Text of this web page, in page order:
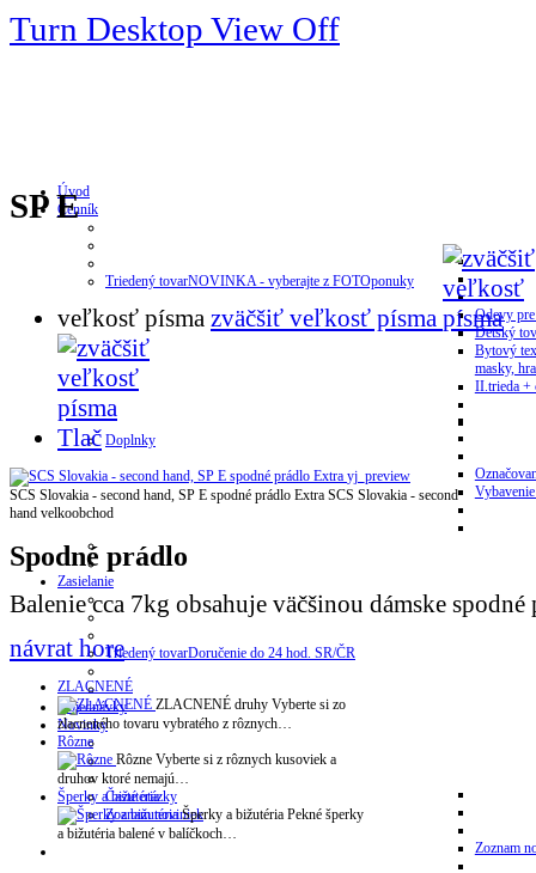
Turn Desktop View Off
Úvod
Cenník
Triedený tovarNOVINKA - vyberajte z FOTOponuky
Odevy
Detský
Bytový
masky,
II.trieda +
Doplnky
Zasielanie
Triedený tovarDoručenie do 24 hod. SR/ČR
Objednávky
Novinky
Časté otázky
Zoznam noviniek
Zoznam
SP E
veľkosť písma zväčšiť veľkosť písma
Tlač
yj_preview
SCS Slovakia - second hand, SP E spodné prádlo Extra SCS Slovakia - second
hand velkoobchod
Spodné prádlo
Balenie cca 7kg obsahuje väčšinou dámske
návrat hore
ZLACNENÉ
ZLACNENÉ druhy Vyberte si zo
zlacneného tovaru vybratého z rôznych…
Rôzne
Rôzne Vyberte si z rôznych kusoviek a
druhov ktoré nemajú…
Šperky a bižutéria
Šperky a bižutéria Pekné šperky
a bižutéria balené v balíčkoch…